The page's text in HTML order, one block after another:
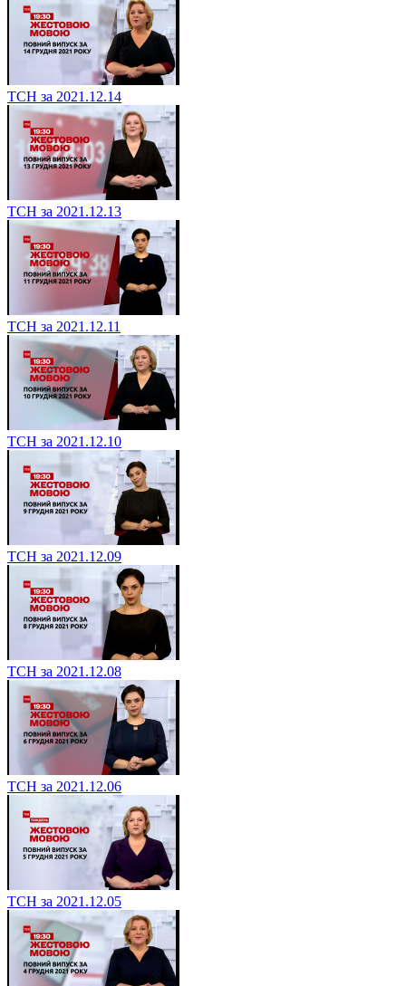
ТСН за 2021.12.14
ТСН за 2021.12.13
ТСН за 2021.12.11
ТСН за 2021.12.10
ТСН за 2021.12.09
ТСН за 2021.12.08
ТСН за 2021.12.06
ТСН за 2021.12.05